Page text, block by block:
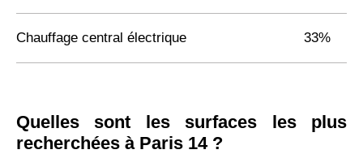
Chauffage central électrique 33%
Quelles sont les surfaces les plus
recherchées à Paris 14 ?